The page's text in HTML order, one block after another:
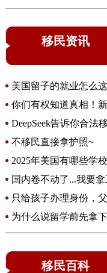
移民资讯
美国留子的就业怎么
你们有权知道真相！
DeepSeek告诉你合法
不移民直接拿护照~
2025年美国有哪些学
国内卷不动了...我要
只给孩子办理身份，
为什么说留学前先拿
移民百科